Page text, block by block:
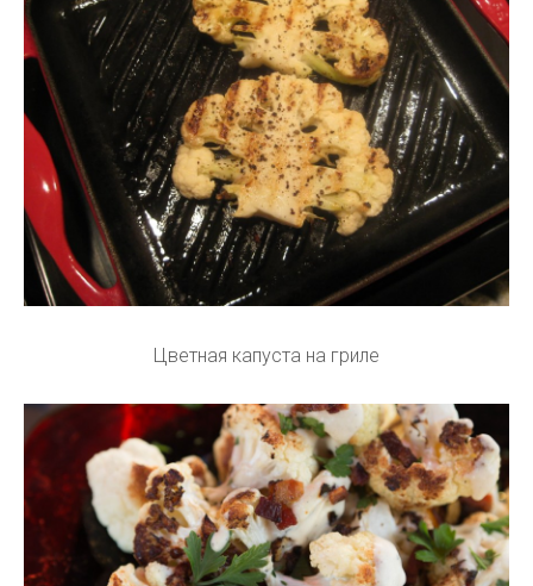
Цветная капуста на гриле